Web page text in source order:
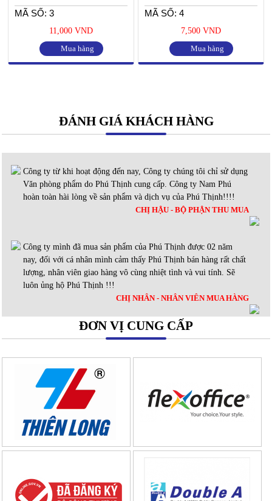
MÃ SỐ: 3
11,000 VND
Mua hàng
MÃ SỐ: 4
7,500 VND
Mua hàng
ĐÁNH GIÁ KHÁCH HÀNG
Công ty từ khi hoạt động đến nay, Công ty chúng tôi chỉ sử dụng
Văn phòng phẩm do Phú Thịnh cung cấp. Công ty Nam Phú
hoàn toàn hài lòng về sản phẩm và dịch vụ của Phú Thịnh!!!!
CHỊ HẬU - BỘ PHẬN THU MUA
Công ty mình đã mua sản phẩm của Phú Thịnh được 02 năm
nay, đối với cá nhân mình cảm thấy Phú Thịnh bán hàng rất chất
lượng, nhân viên giao hàng vô cùng nhiệt tình và vui tính. Sẽ
luôn ủng hộ Phú Thịnh !!!
CHỊ NHÂN - NHÂN VIÊN MUA HÀNG
ĐƠN VỊ CUNG CẤP